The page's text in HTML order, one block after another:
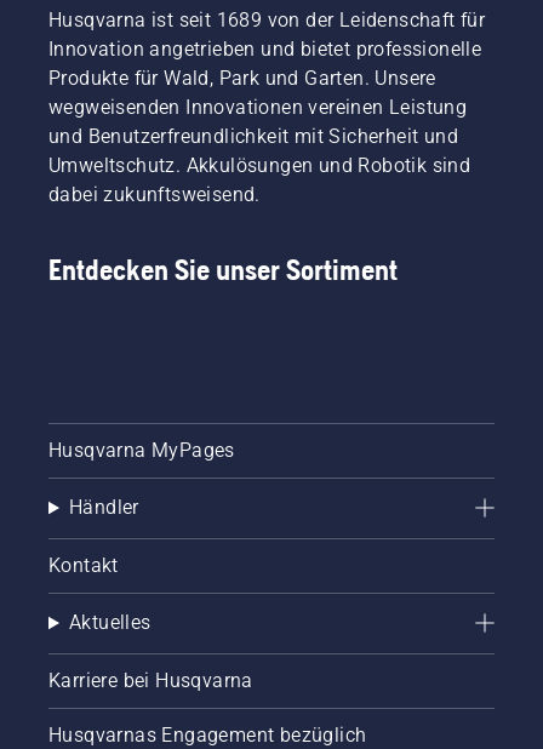
Husqvarna ist seit 1689 von der Leidenschaft für
Innovation angetrieben und bietet professionelle
Produkte für Wald, Park und Garten. Unsere
wegweisenden Innovationen vereinen Leistung
und Benutzerfreundlichkeit mit Sicherheit und
Umweltschutz. Akkulösungen und Robotik sind
dabei zukunftsweisend.
Entdecken Sie unser Sortiment
Husqvarna MyPages
Händler
Kontakt
Aktuelles
Karriere bei Husqvarna
Husqvarnas Engagement bezüglich